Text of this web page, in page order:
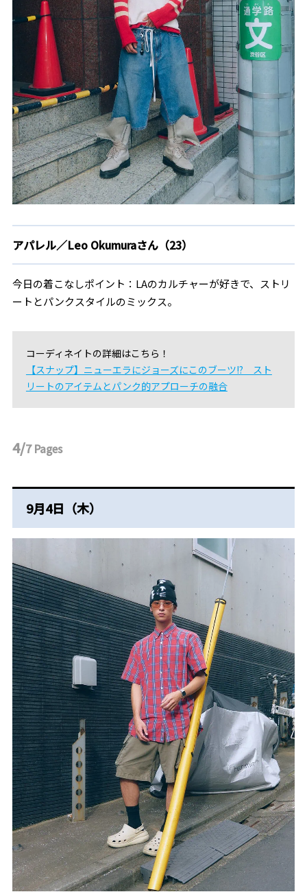
アパレル／Leo Okumuraさん（23）
今日の着こなしポイント：LAのカルチャーが好きで、ストリ
ートとパンクスタイルのミックス。
コーディネイトの詳細はこちら！
【スナップ】ニューエラにジョーズにこのブーツ!? スト
リートのアイテムとパンク的アプローチの融合
4/7Pages
9月4日（木）